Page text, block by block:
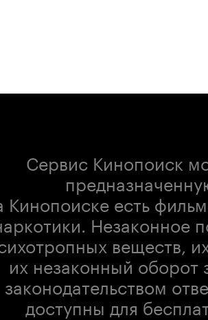
Сервис Кинопоиск
Кинопоиске есть
Незаконное
веществ,
их незаконный оборот
законодательством
доступны для